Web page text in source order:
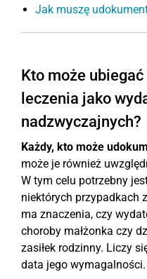
Jak muszę
Kto może
leczenia jako
nadzwyczajnych?
Każdy, kto może
może je również
W tym celu potrzebny
niektórych przypadkach
ma znaczenia, czy
choroby małżonka czy
zasiłek rodzinny. Liczy
data jego wymagalności.